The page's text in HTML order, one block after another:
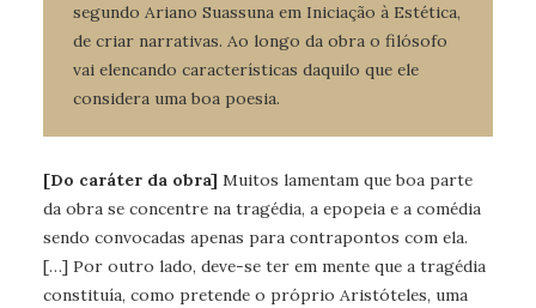
segundo Ariano Suassuna em Iniciação à Estética,
de criar narrativas. Ao longo da obra o filósofo
vai elencando características daquilo que ele
considera uma boa poesia.
[Do caráter da obra] Muitos lamentam que boa parte
da obra se concentre na tragédia, a epopeia e a comédia
sendo convocadas apenas para contrapontos com ela.
[…] Por outro lado, deve-se ter em mente que a tragédia
constituía, como pretende o próprio Aristóteles, uma